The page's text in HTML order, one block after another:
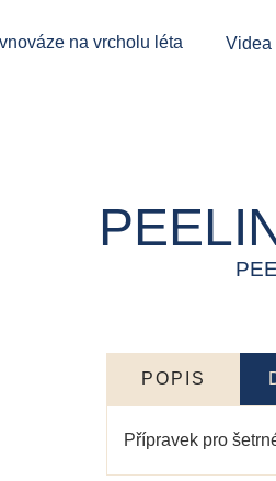
na vrcholu léta Videa
POPIS
Přípravek pro